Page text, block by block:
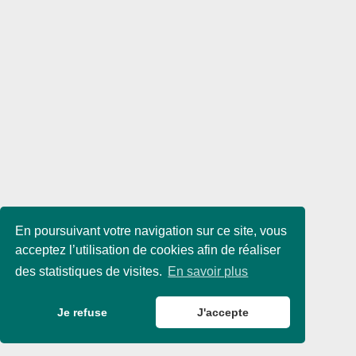
En poursuivant votre navigation sur ce site, vous
acceptez l’utilisation de cookies afin de réaliser
des statistiques de visites. En savoir plus
Je refuse J'accepte